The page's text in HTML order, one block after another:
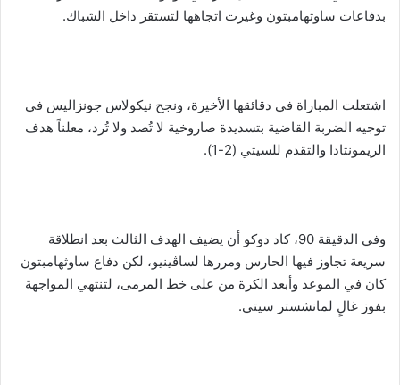
بدفاعات ساوثهامبتون وغيرت اتجاهها لتستقر داخل الشباك.
اشتعلت المباراة في دقائقها الأخيرة، ونجح نيكولاس جونزاليس في
توجيه الضربة القاضية بتسديدة صاروخية لا تُصد ولا تُرد، معلناً هدف
الريمونتادا والتقدم للسيتي (2-1).
وفي الدقيقة 90، كاد دوكو أن يضيف الهدف الثالث بعد انطلاقة
سريعة تجاوز فيها الحارس ومررها لساڤينيو، لكن دفاع ساوثهامبتون
كان في الموعد وأبعد الكرة من على خط المرمى، لتنتهي المواجهة
بفوز غالٍ لمانشستر سيتي.